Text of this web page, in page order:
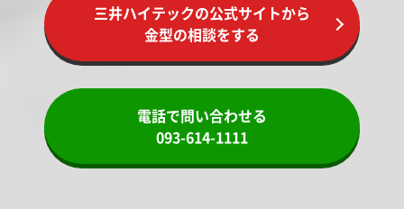
三井ハイテックの公式サイトから
金型の相談をする
電話で問い合わせる
093-614-1111